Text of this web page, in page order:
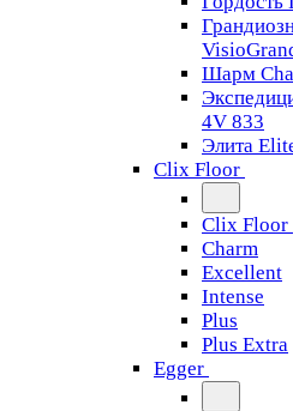
Шарм
4V 833
Элита
Clix Floor
Clix Floor
Charm
Excellent
Intense
Plus
Plus Extra
Egger